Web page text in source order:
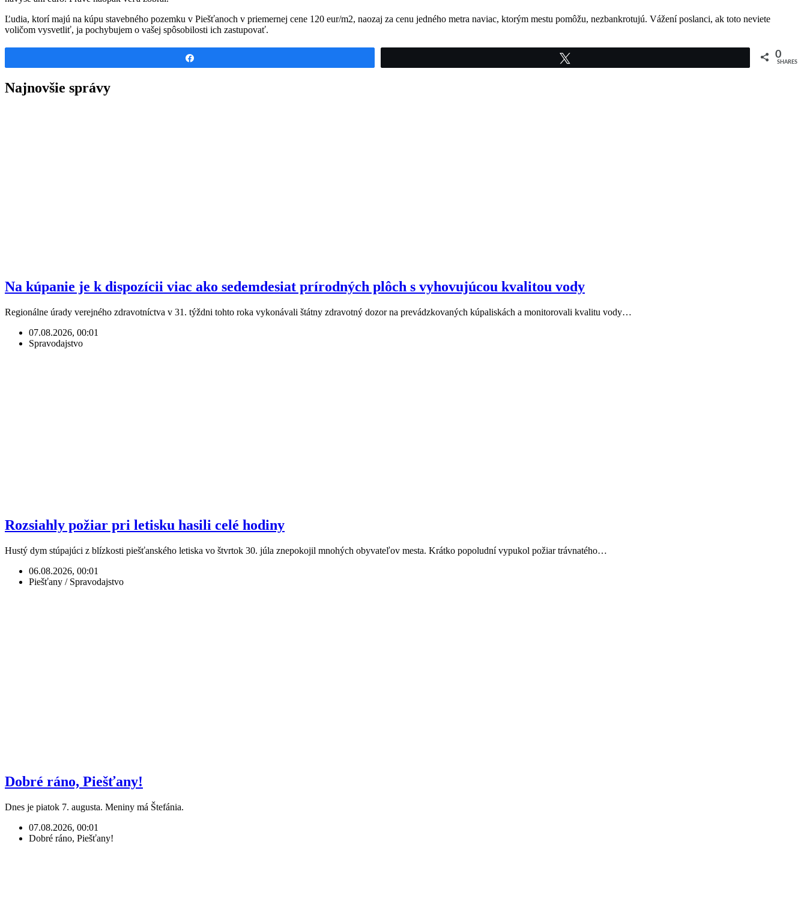
Ľudia, ktorí majú na kúpu stavebného pozemku v Piešťanoch v priemernej cene 120 eur/m2, naozaj za cenu jedného metra naviac, ktorým mestu pomôžu, nezbankrotujú. Vážení poslanci, ak toto neviete
voličom vysvetliť, ja pochybujem o vašej spôsobilosti ich zastupovať.
0
SHARES
Najnovšie správy
Na kúpanie je k dispozícii viac ako sedemdesiat prírodných plôch s vyhovujúcou kvalitou vody
Regionálne úrady verejného zdravotníctva v 31. týždni tohto roka vykonávali štátny zdravotný dozor na prevádzkovaných kúpaliskách a monitorovali kvalitu vody…
07.08.2026, 00:01
Spravodajstvo
Rozsiahly požiar pri letisku hasili celé hodiny
Hustý dym stúpajúci z blízkosti piešťanského letiska vo štvrtok 30. júla znepokojil mnohých obyvateľov mesta. Krátko popoludní vypukol požiar trávnatého…
06.08.2026, 00:01
Piešťany / Spravodajstvo
Dobré ráno, Piešťany!
Dnes je piatok 7. augusta. Meniny má Štefánia.
07.08.2026, 00:01
Dobré ráno, Piešťany!